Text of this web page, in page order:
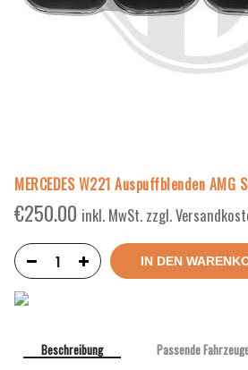
MERCEDES W221 Auspuffblenden AMG
€250.00 inkl. MwSt. zzgl.
IN DEN
Beschreibung
Passende